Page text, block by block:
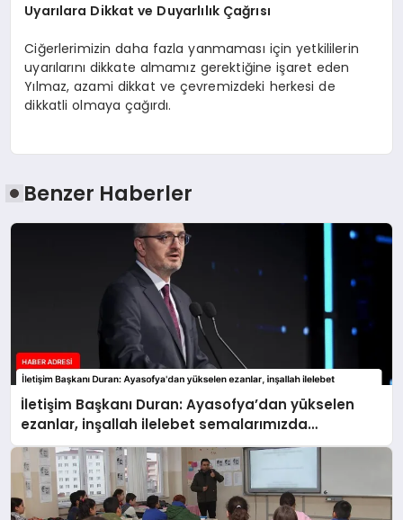
Uyarılara Dikkat ve Duyarlılık Çağrısı
Ciğerlerimizin daha fazla yanmaması için yetkililerin
uyarılarını dikkate almamız gerektiğine işaret eden
Yılmaz, azami dikkat ve çevremizdeki herkesi de
dikkatli olmaya çağırdı.
Benzer Haberler
İletişim Başkanı Duran: Ayasofya’dan yükselen
ezanlar, inşallah ilelebet semalarımızda
yankılanmaya devam edecektir